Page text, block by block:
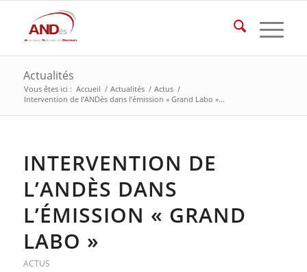
Actualités
Vous êtes ici : Accueil / Actualités / Actus /
Intervention de l’ANDès dans l’émission « Grand Labo »...
INTERVENTION DE
L’ANDÈS DANS
L’ÉMISSION « GRAND
LABO »
ACTUS